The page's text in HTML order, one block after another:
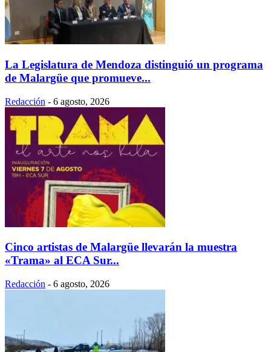
La Legislatura de Mendoza distinguió un programa
de Malargüe que promueve...
Redacción - 6 agosto, 2026
Cinco artistas de Malargüe llevarán la muestra
«Trama» al ECA Sur...
Redacción - 6 agosto, 2026